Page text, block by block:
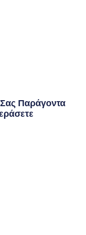
Σας Παράγοντα